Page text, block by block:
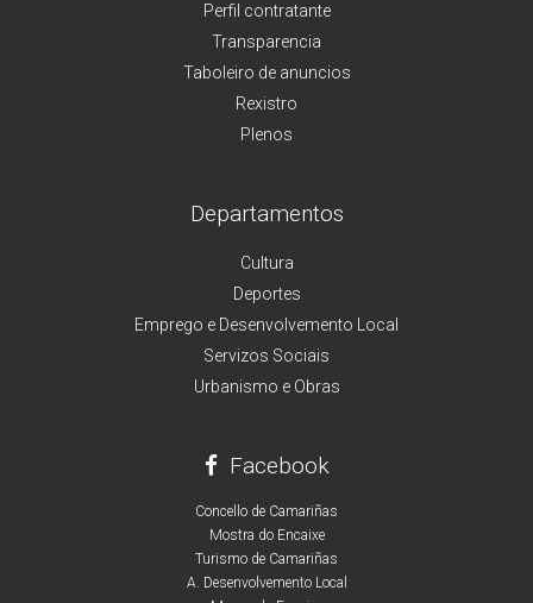
Perfil contratante
Transparencia
Taboleiro de anuncios
Rexistro
Plenos
Departamentos
Cultura
Deportes
Emprego e Desenvolvemento Local
Servizos Sociais
Urbanismo e Obras
Facebook
Concello de Camariñas
Mostra do Encaixe
Turismo de Camariñas
A. Desenvolvemento Local